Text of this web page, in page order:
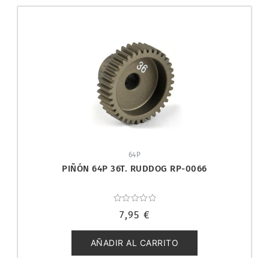
64P
PIÑÓN 64P 36T. RUDDOG RP-0066
con
de
5
7,95 €
AÑADIR AL CARRITO